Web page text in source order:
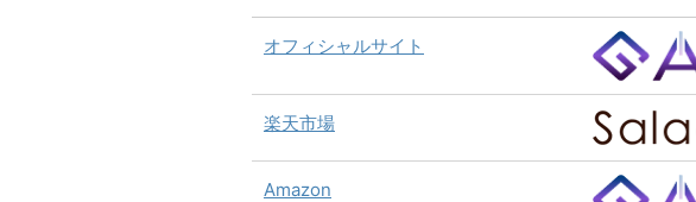
オフィシャルサイト
楽天市場
Amazon